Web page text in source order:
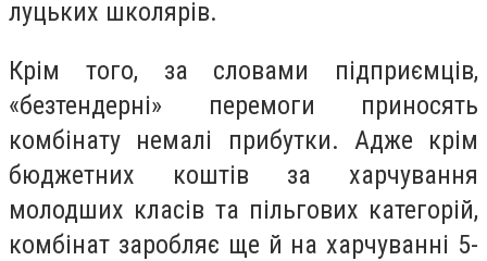
луцьких школярів.
Крім того, за словами підприємців,
«безтендерні» перемоги приносять
комбінату немалі прибутки. Адже крім
бюджетних коштів за харчування
молодших класів та пільгових категорій,
комбінат заробляє ще й на харчуванні 5-